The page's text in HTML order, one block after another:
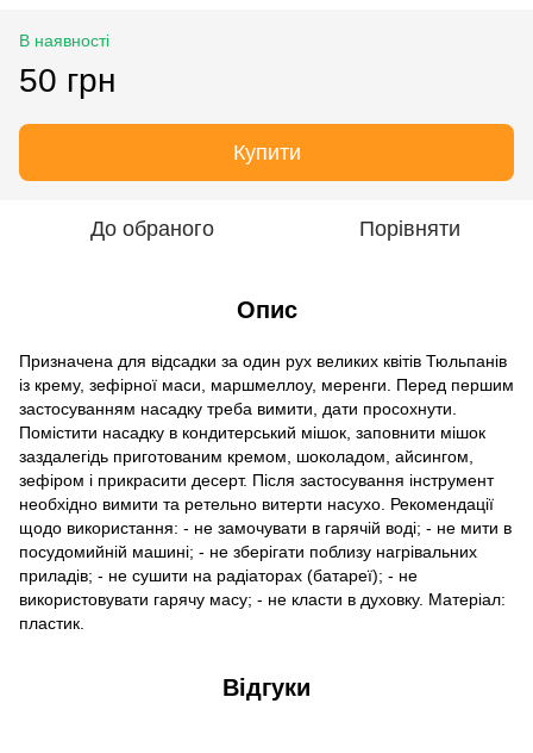
В наявності
50 грн
Купити
До обраного Порівняти
Опис
Призначена для відсадки за один рух великих квітів Тюльпанів
із крему, зефірної маси, маршмеллоу, меренги. Перед першим
застосуванням насадку треба вимити, дати просохнути.
Помістити насадку в кондитерський мішок, заповнити мішок
заздалегідь приготованим кремом, шоколадом, айсингом,
зефіром і прикрасити десерт. Після застосування інструмент
необхідно вимити та ретельно витерти насухо. Рекомендації
щодо використання: - не замочувати в гарячій воді; - не мити в
посудомийній машині; - не зберігати поблизу нагрівальних
приладів; - не сушити на радіаторах (батареї); - не
використовувати гарячу масу; - не класти в духовку. Матеріал:
пластик.
Відгуки